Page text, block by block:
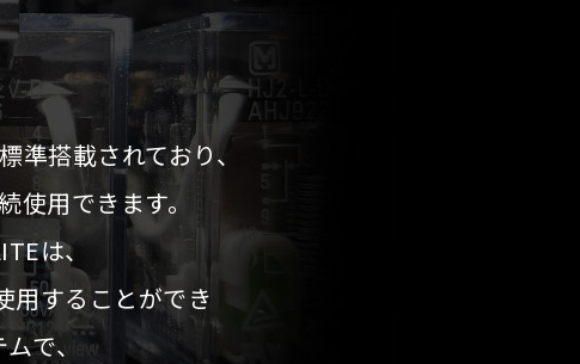
搭載されており、
用できます。
は、
用することができ
で、